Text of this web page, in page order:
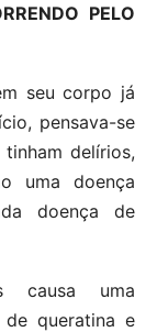
PELO
seu corpo já
pensava-se
delírios,
uma doença
doença de
causa uma
de queratina e